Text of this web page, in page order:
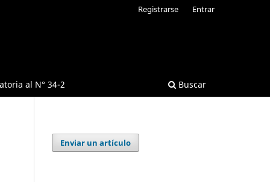
al N° 34-2 Buscar
Registrarse Entrar
Enviar un artículo